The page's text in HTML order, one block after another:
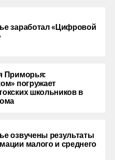
заработал «Цифровой
Приморья:
погружает
школьников в
озвучены результаты
малого и среднего